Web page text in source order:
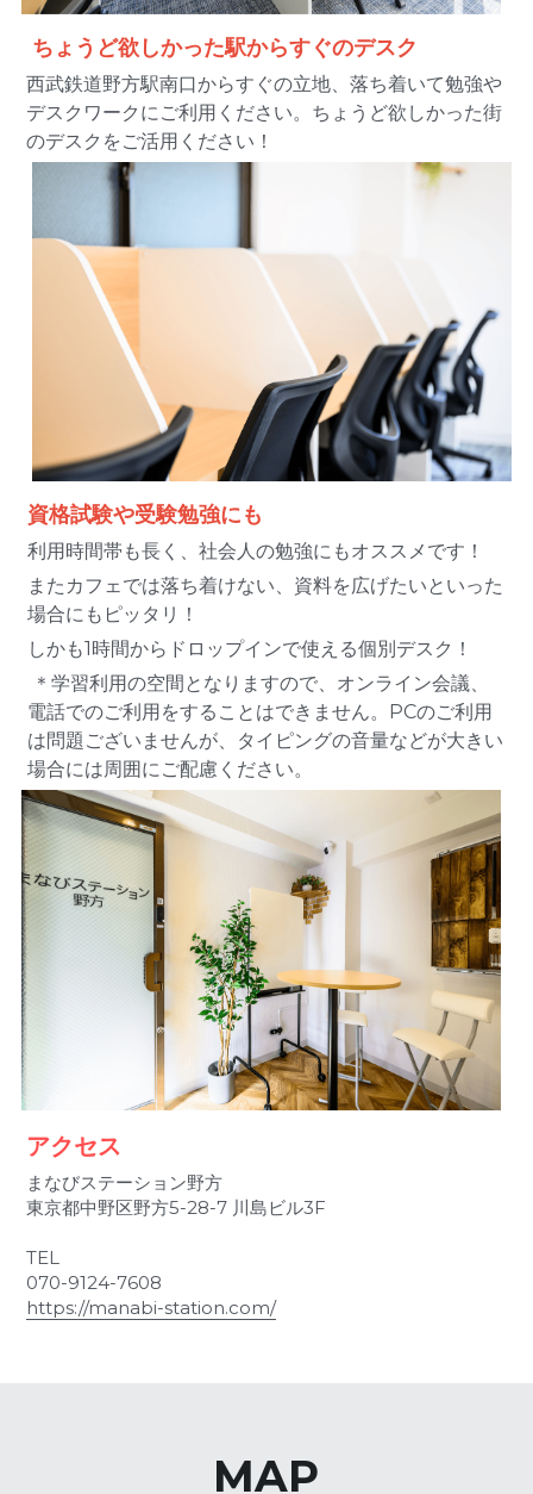
ちょうど欲しかった駅からすぐのデスク
西武鉄道野方駅南口からすぐの立地、落ち着いて勉強や
デスクワークにご利用ください。ちょうど欲しかった街
のデスクをご活用ください！
資格試験や受験勉強にも
利用時間帯も長く、社会人の勉強にもオススメです！
またカフェでは落ち着けない、資料を広げたいといった
場合にもピッタリ！
しかも1時間からドロップインで使える個別デスク！
電話でのご利用をすることはできません。PCのご利用
は問題ございませんが、タイピングの音量などが大きい
場合には周囲にご配慮ください。
アクセス
まなびステーション野方
東京都中野区野方5-28-7 川島ビル3F
TEL
070-9124-7608
https://manabi-station.com/
MAP